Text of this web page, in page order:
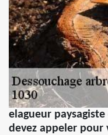
elagueur
devez appeler pour